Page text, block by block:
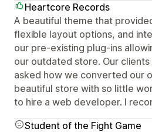
Heartcore Records
A beautiful theme that
flexible layout options, and
our pre-existing plug-ins
our outdated store. Our
asked how we converted our
beautiful store with so little
to hire a web developer. I
Student of the Fight Game